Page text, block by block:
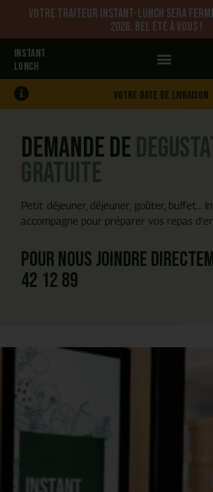
Votre traiteur Instant-Lunch sera fermé
2026. Bel été à vous !
INSTANT
LUNCH
Votre date de livraison
Demande de
gratuite
Petit déjeuner, déjeuner, goûter, buffet…
accompagne pour préparer vos repas
Pour nous joindre
42 12 89